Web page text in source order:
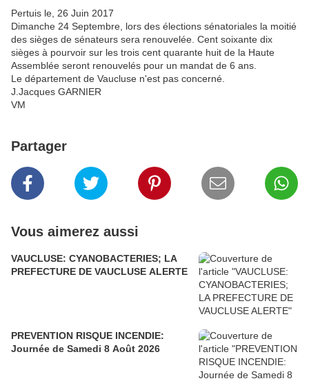
Pertuis le, 26 Juin 2017
Dimanche 24 Septembre, lors des élections sénatoriales la moitié
des sièges de sénateurs sera renouvelée. Cent soixante dix
sièges à pourvoir sur les trois cent quarante huit de la Haute
Assemblée seront renouvelés pour un mandat de 6 ans.
Le département de Vaucluse n'est pas concerné.
J.Jacques GARNIER
VM
Partager
Vous aimerez aussi
VAUCLUSE: CYANOBACTERIES; LA
PREFECTURE DE VAUCLUSE ALERTE
PREVENTION RISQUE INCENDIE:
Journée de Samedi 8 Août 2026